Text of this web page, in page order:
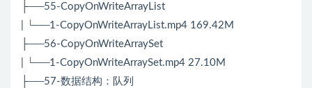
├──55-CopyOnWriteArrayList
| └──1-CopyOnWriteArrayList.mp4 169.42M
├──56-CopyOnWriteArraySet
| └──1-CopyOnWriteArraySet.mp4 27.10M
├──57-数据结构：队列